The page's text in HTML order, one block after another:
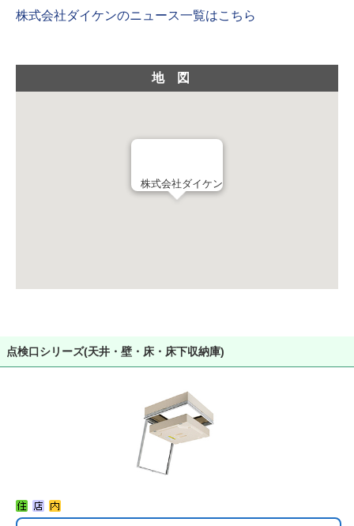
株式会社ダイケンのニュース一覧はこちら
地図
株式会社ダイケン
点検口シリーズ(天井・壁・床・床下収納庫)